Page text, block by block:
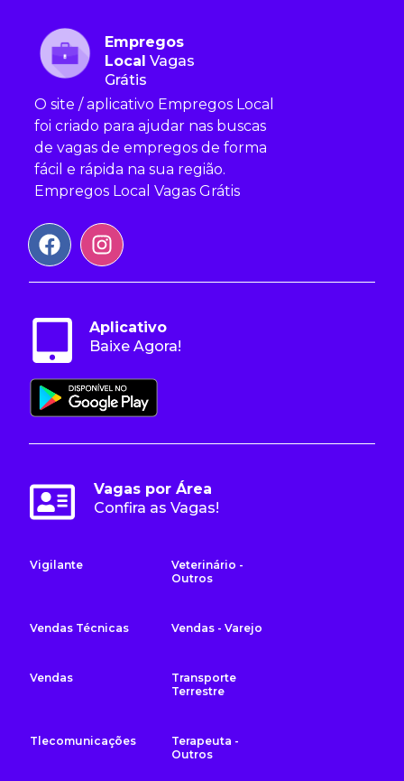
Empregos
Local Vagas
Grátis
O site / aplicativo Empregos Local
foi criado para ajudar nas buscas
de vagas de empregos de forma
fácil e rápida na sua região.
Empregos Local Vagas Grátis
Aplicativo
Baixe Agora!
Vagas por Área
Confira as Vagas!
Vigilante
Veterinário -
Outros
Vendas Técnicas Vendas - Varejo
Vendas
Transporte
Terrestre
Tlecomunicações
Terapeuta -
Outros